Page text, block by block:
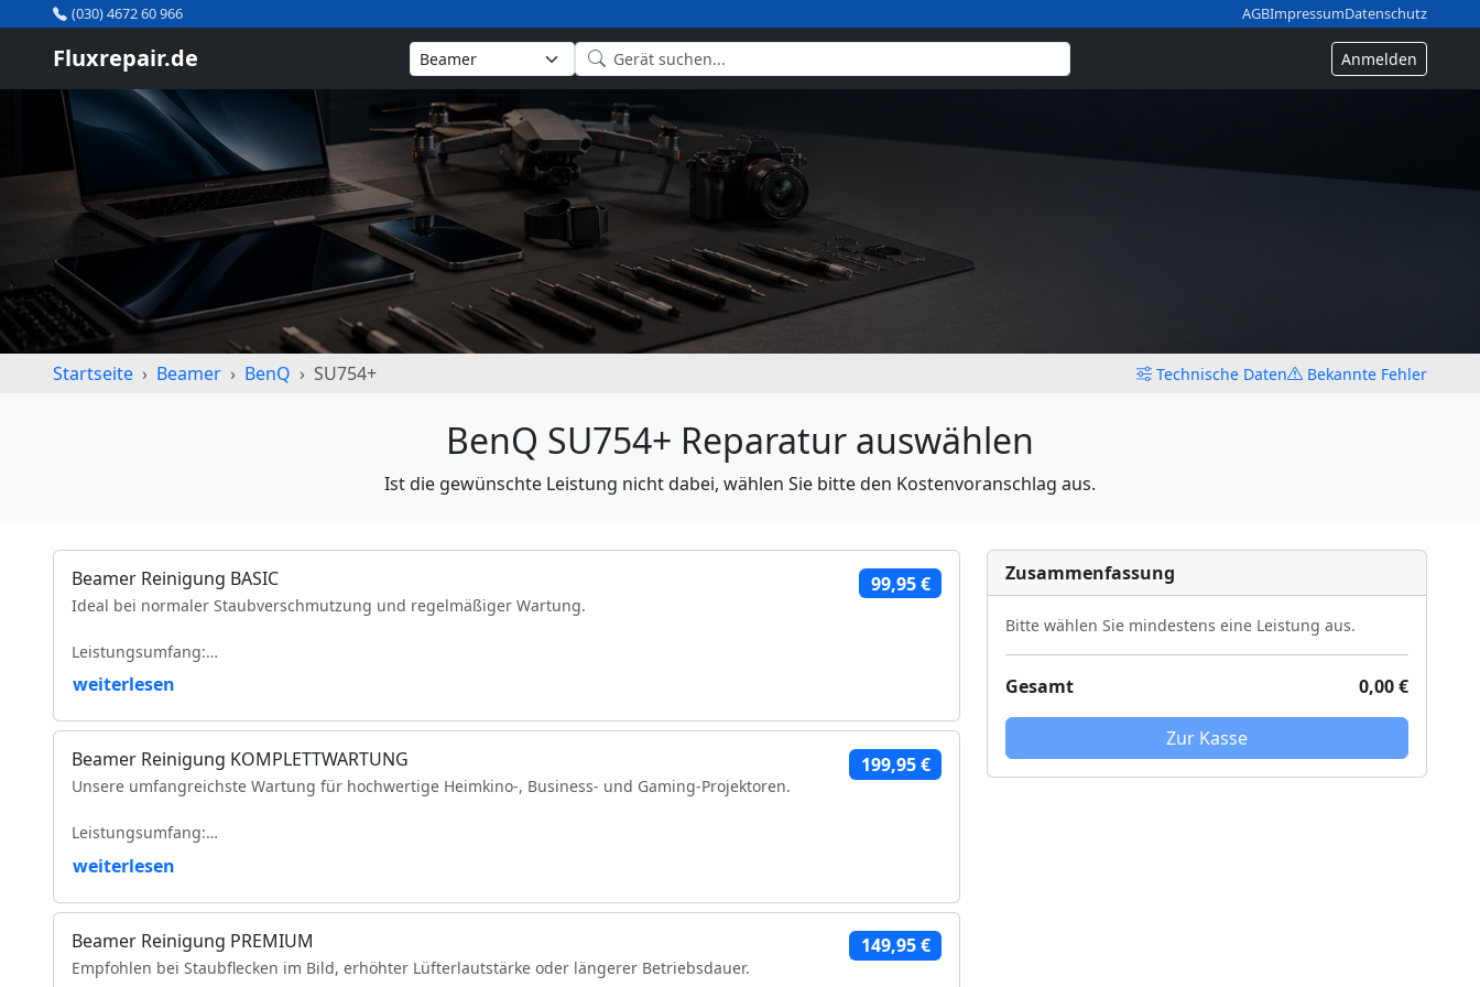
(030) 4672 60 966 AGBImpressumDatenschutz
Fluxrepair.de Anmelden
Startseite Beamer BenQ SU754+ Technische Daten Bekannte Fehler
BenQ SU754+ Reparatur auswählen
Ist die gewünschte Leistung nicht dabei, wählen Sie bitte den Kostenvoranschlag aus.
Beamer Reinigung BASIC
Ideal bei normaler Staubverschmutzung und regelmäßiger Wartung.
Leistungsumfang:
Reinigung der Luftfilter und Gehäuseteile
Reinigung der Lüfter und Lüftungskanäle
Objektivreinigung
Entfernung loser Staubablagerungen im Geräteinneren
Funktionsprüfung
VDE-Sicherheitsprüfung
weiterlesen
99,95 €
Beamer Reinigung KOMPLETTWARTUNG
Unsere umfangreichste Wartung für hochwertige Heimkino-, Business- und Gaming-Projektoren.
Leistungsumfang:
Vollständige Zerlegung des Projektors (modellabhängig)
Komplette Reinigung des optischen Lichtwegs
Reinigung des DMD-/LCD-Bereichs
Reinigung und Prüfung des Farbrads
weiterlesen
199,95 €
Beamer Reinigung PREMIUM
Empfohlen bei Staubflecken im Bild, erhöhter Lüfterlautstärke oder längerer Betriebsdauer.
149,95 €
Zusammenfassung
Bitte wählen Sie mindestens eine Leistung aus.
Gesamt 0,00 €
Zur Kasse